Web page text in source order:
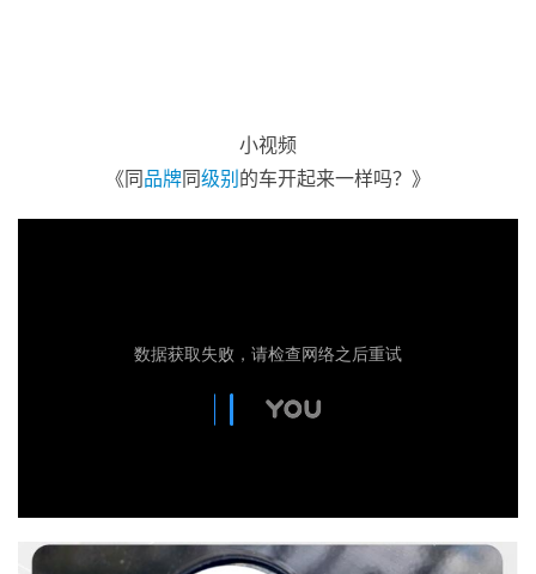
小视频
《同品牌同级别 的车开起来一样吗？》